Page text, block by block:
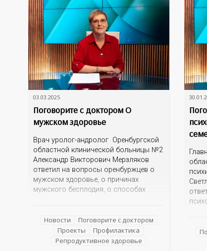
03.03.2025
Поговорите с доктором О
мужском здоровье
Врач уролог-андролог Оренбургской
областной клинической больницы №2
Александр Викторович Мерзляков
ответил на вопросы оренбуржцев о
мужском здоровье, о причинах
мужского бесплодия, о способах
Новости
Поговорите с доктором
Проекты
Профилактика
Репродуктивное здоровье